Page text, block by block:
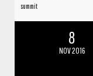
summit
8
NOV 2016